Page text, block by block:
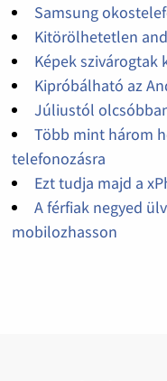
Samsung
Kitörölhetetlen
Képek szivárogtak
Kipróbálható az
Júliustól
Több mint három
telefonozásra
Ezt tudja majd a
A férfiak negyed
mobilozhasson